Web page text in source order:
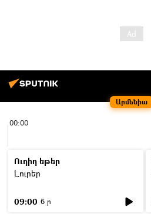
Արմենիա
00:00
Ուղիղ եթեր
Լուրեր
09:00 6 ր